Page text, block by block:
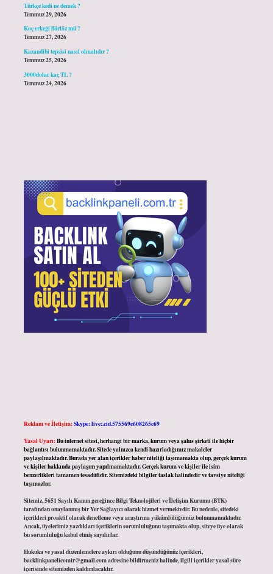
Türkçe kedi ne demek ?
Temmuz 29, 2026
Koç erkeği flörtöz mü ?
Temmuz 27, 2026
Kazandibi tepsisi nasıl olmalıdır ?
Temmuz 25, 2026
3000dolar kaç TL ?
Temmuz 24, 2026
Reklam ve İletişim:Skype: live:.cid.575569c608265c69
Yasal Uyarı:Bu internet sitesi, herhangi bir marka, kurum veya şahıs şirketi ile hiçbir
bağlantısı bulunmamaktadır. Sitede yalnızca kendi hazırladığımız makaleler
paylaşılmaktadır. Burada yer alan içerikler haber niteliği taşımamakta olup, gerçek kurum
ve kişiler hakkında paylaşım yapılmamaktadır. Gerçek kurum ve kişiler ile isim
benzerlikleri tamamen tesadüfidir. Sitemizdeki bilgiler taslak halindedir ve tavsiye niteliği
taşımazlar.
Sitemiz, 5651 Sayılı Kanun gereğince Bilgi Teknolojileri ve İletişim Kurumu (BTK)
tarafından onaylanmış bir Yer Sağlayıcı olarak hizmet vermektedir. Bu nedenle, sitedeki
içerikleri proaktif olarak denetleme veya araştırma yükümlülüğümüz bulunmamaktadır.
Ancak, üyelerimiz yazdıkları içeriklerin sorumluluğunu taşımakta olup, siteye üye olarak
bu sorumluluğu kabul etmiş sayılırlar.
Hukuka ve yasal düzenlemelere aykırı olduğunu düşündüğünüz içerikleri,
backlinkpanelicomtr@gmail.comadresine bildirmeniz halinde, ilgili içerikler yasal süre
içerisinde sitemizden kaldırılacaktır.